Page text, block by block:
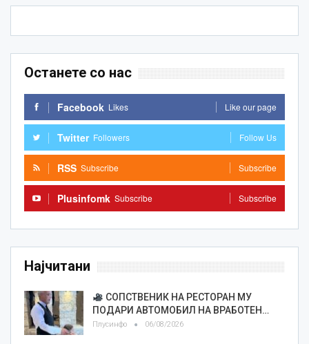
Останете со нас
Facebook Likes Like our page
Twitter Followers Follow Us
RSS Subscribe Subscribe
Plusinfomk Subscribe Subscribe
Најчитани
СОПСТВЕНИК НА РЕСТОРАН МУ
ПОДАРИ АВТОМОБИЛ НА ВРАБОТЕН…
Плусинфо 06/08/2026